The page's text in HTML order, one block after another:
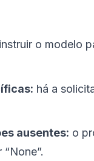
o modelo
há a
ausentes: o